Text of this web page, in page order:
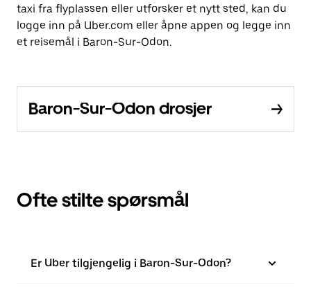
taxi fra flyplassen eller utforsker et nytt sted, kan du
logge inn på Uber.com eller åpne appen og legge inn
et reisemål i Baron-Sur-Odon.
Baron-Sur-Odon drosjer
Ofte stilte spørsmål
Er Uber tilgjengelig i Baron-Sur-Odon?